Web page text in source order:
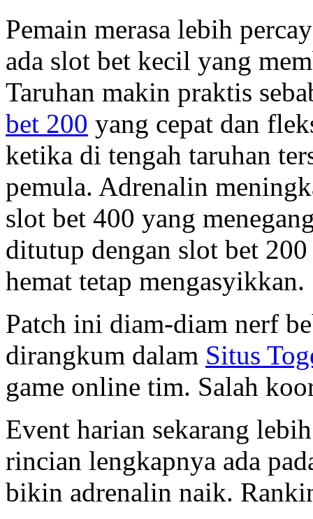
Pemain merasa lebih
ada slot bet kecil yang
Taruhan makin praktis
bet 200 yang cepat dan
ketika di tengah taruhan
pemula. Adrenalin
slot bet 400 yang
ditutup dengan slot bet
hemat tetap mengasyikkan.
Patch ini diam-diam nerf
dirangkum dalam Situs
game online tim. Salah
Event harian sekarang
rincian lengkapnya ada
bikin adrenalin naik.